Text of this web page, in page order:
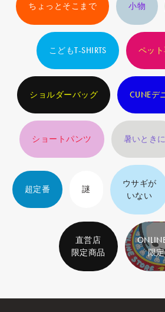
ちょっとそこまで 小物
こどもT-SHIRTS ペッ
ショルダーバッグ CUNEデ
ショートパンツ 暑いときに
超定番 謎
ウサギが
いない
直営店
限定商品
限